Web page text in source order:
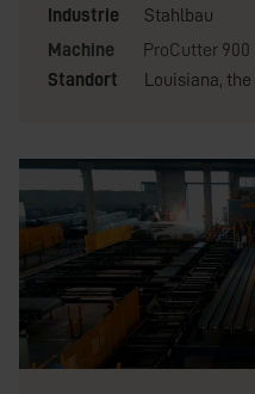
Industrie
Stahlbau
Machine
ProCutter 900
Standort
Louisiana,